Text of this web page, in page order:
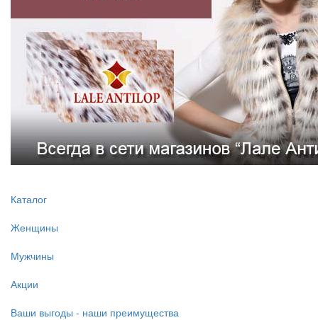
Каталог
Женщины
Мужчины
Акции
Ваши выгоды - наши преимущества